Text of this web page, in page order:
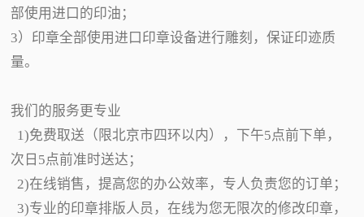
部使用进口的印油；
3）印章全部使用进口印章设备进行雕刻，保证印迹质
量。
我们的服务更专业
1)免费取送（限北京市四环以内），下午5点前下单，
次日5点前准时送达；
2)在线销售，提高您的办公效率，专人负责您的订单；
3)专业的印章排版人员，在线为您无限次的修改印章，